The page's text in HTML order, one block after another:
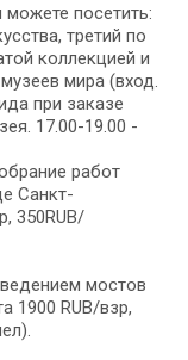
посетить:
третий по
коллекцией и
мира (вход.
при заказе
17.00-19.00 -
работ
Санкт-
350RUB/
мостов
1900 RUB/взр,